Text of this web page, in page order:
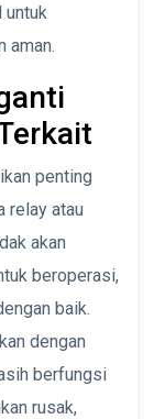
aman.
penting
relay atau
akan
beroperasi,
baik.
dengan
berfungsi
rusak,